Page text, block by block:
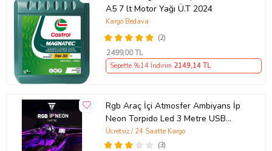
A5 7 lt Motor Yağı Ü.T 2024
(2)
Kargo Bedava
2499,00 TL
Sepette %14 İndirim 2149,14 TL
Rgb Araç İçi Atmosfer Ambiyans İp
Neon Torpido Led 3 Metre USB
Girişli
(3)
Ücretsiz / 24 Saatte Kargo